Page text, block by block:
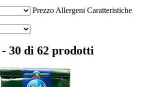
Prezzo Allergeni Caratteristiche
30 di 62 prodotti